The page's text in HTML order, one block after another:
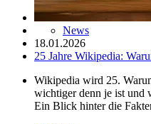
News
18.01.2026
25 Jahre Wikipedia:
Wikipedia wird 25.
wichtiger denn je ist und
Ein Blick hinter die